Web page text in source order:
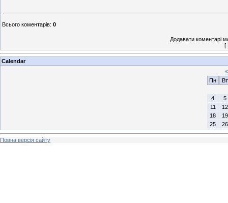
Всього коментарів: 0
Додавати коментарі
[
Calendar
«
Пн
Вт
4
5
11
12
18
19
25
26
Повна версія сайту